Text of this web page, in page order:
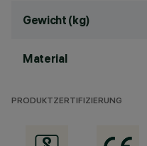
Gewicht (kg)
Material
PRODUKTZERTIFIZIERUNG